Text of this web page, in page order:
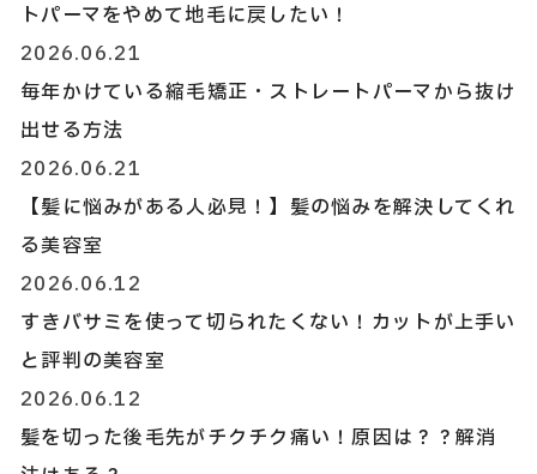
トパーマをやめて地毛に戻したい！
2026.06.21
毎年かけている縮毛矯正・ストレートパーマから抜け
出せる方法
2026.06.21
【髪に悩みがある人必見！】髪の悩みを解決してくれ
る美容室
2026.06.12
すきバサミを使って切られたくない！カットが上手い
と評判の美容室
2026.06.12
髪を切った後毛先がチクチク痛い！原因は？？解消